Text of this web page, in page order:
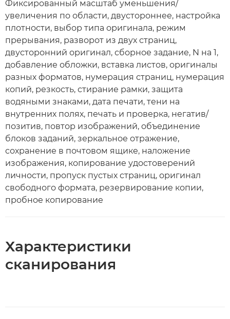
Фиксированный масштаб уменьшения/
увеличения по области, двустороннее, настройка
плотности, выбор типа оригинала, режим
прерывания, разворот из двух страниц,
двусторонний оригинал, сборное задание, N на 1,
добавление обложки, вставка листов, оригиналы
разных форматов, нумерация страниц, нумерация
копий, резкость, стирание рамки, защита
водяными знаками, дата печати, тени на
внутренних полях, печать и проверка, негатив/
позитив, повтор изображений, объединение
блоков заданий, зеркальное отражение,
сохранение в почтовом ящике, наложение
изображения, копирование удостоверений
личности, пропуск пустых страниц, оригинал
свободного формата, резервирование копии,
пробное копирование
Характеристики
сканирования